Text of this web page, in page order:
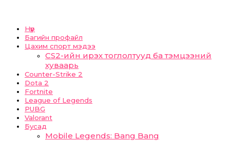
Нүүр
Багийн профайл
Цахим спорт мэдээ
CS2-ийн ирэх тоглолтууд ба тэмцээний
хуваарь
Counter-Strike 2
Dota 2
Fortnite
League of Legends
PUBG
Valorant
Бусад
Mobile Legends: Bang Bang